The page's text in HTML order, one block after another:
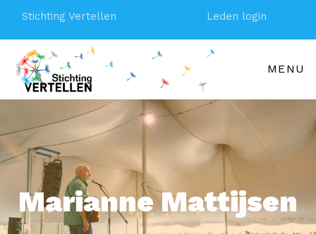
Stichting Vertellen Leden login
MENU
Marianne Mattijsen